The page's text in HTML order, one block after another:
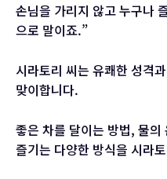
손님을 가리지 않고 누구나
으로 말이죠.”
시라토리 씨는 유쾌한 성격
맞이합니다.
좋은 차를 달이는 방법, 물
즐기는 다양한 방식을 시라